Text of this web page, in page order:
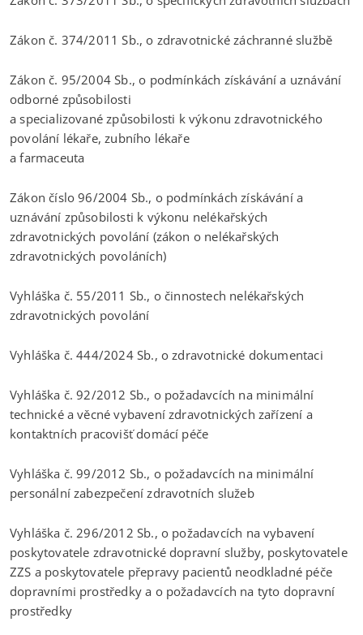
Zákon č. 374/2011 Sb., o zdravotnické záchranné službě
Zákon č. 95/2004 Sb., o podmínkách získávání a uznávání
odborné způsobilosti
a specializované způsobilosti k výkonu zdravotnického
povolání lékaře, zubního lékaře
a farmaceuta
Zákon číslo 96/2004 Sb., o podmínkách získávání a
uznávání způsobilosti k výkonu nelékařských
zdravotnických povolání (zákon o nelékařských
zdravotnických povoláních)
Vyhláška č. 55/2011 Sb., o činnostech nelékařských
zdravotnických povolání
Vyhláška č. 444/2024 Sb., o zdravotnické dokumentaci
Vyhláška č. 92/2012 Sb., o požadavcích na minimální
technické a věcné vybavení zdravotnických zařízení a
kontaktních pracovišť domácí péče
Vyhláška č. 99/2012 Sb., o požadavcích na minimální
personální zabezpečení zdravotních služeb
Vyhláška č. 296/2012 Sb., o požadavcích na vybavení
poskytovatele zdravotnické dopravní služby, poskytovatele
ZZS a poskytovatele přepravy pacientů neodkladné péče
dopravními prostředky a o požadavcích na tyto dopravní
prostředky